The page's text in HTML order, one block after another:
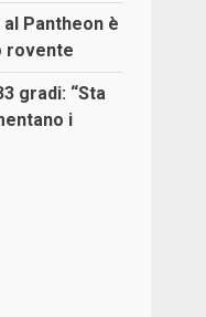
Pantheon è
rovente
gradi: “Sta
i